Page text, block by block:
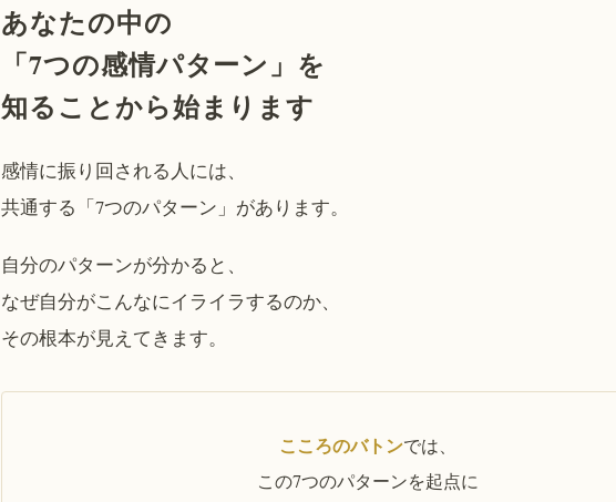
あなたの中の
「7つの感情パターン」を
知ることから始まります
感情に振り回される人には、
共通する「7つのパターン」があります。
自分のパターンが分かると、
なぜ自分がこんなにイライラするのか、
その根本が見えてきます。
こころのバトンでは、
この7つのパターンを起点に